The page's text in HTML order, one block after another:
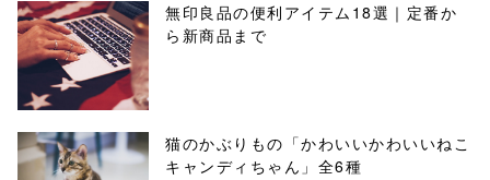
無印良品の便利アイテム18選｜定番か
ら新商品まで
猫のかぶりもの「かわいいかわいいねこ
キャンディちゃん」全6種